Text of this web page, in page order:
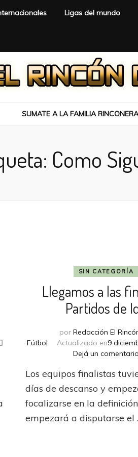
Ligas del mundo
SUMATE A LA FAMILIA RINCONERA
Como
SIN CATEGORÍA
Llegamos a las
Partidos de
porRedacción El
Fútbol
Actualizado en9
Dejá un comentario
Los equipos finalistas
días de descanso y
focalizarse en la
empezará a disputarse el